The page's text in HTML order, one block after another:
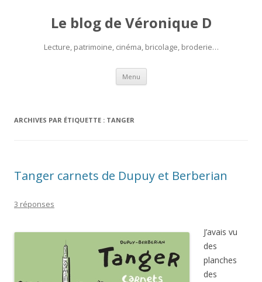
Le blog de Véronique D
Lecture, patrimoine, cinéma, bricolage, broderie…
Menu Aller
contenu
ARCHIVES PAR ÉTIQUETTE : TANGER
Tanger carnets de Dupuy et Berberian
3 réponses
J’avais vu
des
planches
des